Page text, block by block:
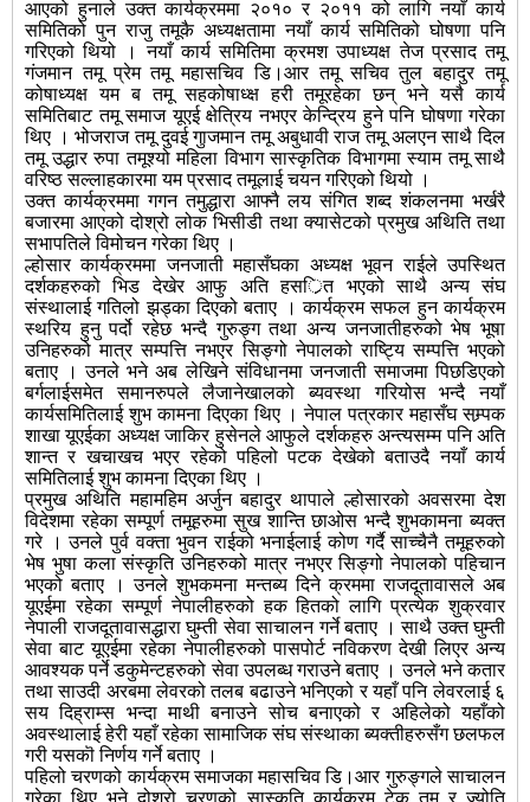
आएको हुनाले उक्त कार्यक्रममा २०१० र २०११ को लागि नयाँ कार्य
समितिको पुन राजु तमूकै अध्यक्षतामा नयाँ कार्य समितिको घोषणा पनि
गरिएको थियो । नयाँ कार्य समितिमा क्रमश उपाध्यक्ष तेज प्रसाद तमू
गंजमान तमू प्रेम तमू महासचिव डि।आर तमू सचिव तुल बहादुर तमू
कोषाध्यक्ष यम ब तमू सहकोषाध्क्ष हरी तमूरहेका छन् भने यसै कार्य
समितिबाट तमू समाज यूएई क्षेत्रिय नभएर केन्द्रिय हुने पनि घोषणा गरेका
थिए । भोजराज तमू दुवई गुाजमान तमू अबुधावी राज तमू अलएन साथै दिल
तमू उद्धार रुपा तमूश्यो महिला विभाग सास्कृतिक विभागमा स्याम तमू साथै
वरिष्ठ सल्लाहकारमा यम प्रसाद तमूलाई चयन गरिएको थियो ।
उक्त कार्यक्रममा गगन तमुद्धारा आफ्नै लय संगित शब्द शंकलनमा भर्खरै
बजारमा आएको दोश्रो लोक भिसीडी तथा क्यासेटको प्रमुख अथिति तथा
सभापतिले विमोचन गरेका थिए ।
ल्होसार कार्यक्रममा जनजाती महासँघका अध्यक्ष भूवन राईले उपस्थित
दर्शकहरुको भिड देखेर आफु अति हसर्ित भएको साथै अन्य संघ
संस्थालाई गतिलो झड्का दिएको बताए । कार्यक्रम सफल हुन कार्यक्रम
स्थरिय हुनु पर्दो रहेछ भन्दै गुरुङ्ग तथा अन्य जनजातीहरुको भेष भूषा
उनिहरुको मात्र सम्पत्ति नभएर सिङ्गो नेपालको राष्ट्यि सम्पत्ति भएको
बताए । उनले भने अब लेखिने संविधानमा जनजाती समाजमा पिछडिएको
बर्गलाईसमेत समानरुपले लैजानेखालको ब्यवस्था गरियोस भन्दै नयाँ
कार्यसमितिलाई शुभ कामना दिएका थिए । नेपाल पत्रकार महासँघ सम्र्पक
शाखा यूएईका अध्यक्ष जाकिर हुसेनले आफुले दर्शकहरु अन्त्यसम्म पनि अति
शान्त र खचाखच भएर रहेको पहिलो पटक देखेको बताउदै नयाँ कार्य
समितिलाई शुभ कामना दिएका थिए ।
प्रमुख अथिति महामहिम अर्जुन बहादुर थापाले ल्होसारको अवसरमा देश
विदेशमा रहेका सम्पूर्ण तमूहरुमा सुख शान्ति छाओस भन्दै शुभकामना ब्यक्त
गरे । उनले पुर्व वक्ता भुवन राईको भनाईलाई कोण गर्दै साच्चैनै तमूहरुको
भेष भुषा कला संस्कृति उनिहरुको मात्र नभएर सिङ्गो नेपालको पहिचान
भएको बताए । उनले शुभकमना मन्तब्य दिने क्रममा राजदूतावासले अब
यूएईमा रहेका सम्पूर्ण नेपालीहरुको हक हितको लागि प्रत्येक शुक्रवार
नेपाली राजदूतावासद्धारा घुम्ती सेवा साचालन गर्ने बताए । साथै उक्त घुम्ती
सेवा बाट यूएईमा रहेका नेपालीहरुको पासपोर्ट नविकरण देखी लिएर अन्य
आवश्यक पर्ने डकुमेन्टहरुको सेवा उपलब्ध गराउने बताए । उनले भने कतार
तथा साउदी अरबमा लेवरको तलब बढाउने भनिएको र यहाँ पनि लेवरलाई ६
सय दिह्राम्स भन्दा माथी बनाउने सोच बनाएको र अहिलेको यहाँको
अवस्थालाई हेरी यहाँ रहेका सामाजिक संघ संस्थाका ब्यक्तीहरुसँग छलफल
गरी यसकॊ निर्णय गर्ने बताए ।
पहिलो चरणको कार्यक्रम समाजका महासचिव डि।आर गुरुङ्गले साचालन